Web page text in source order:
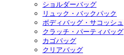
ショルダーバッグ
リュック・バックパック
ボディバッグ・サコッシュ
クラッチ・パーティバッグ
カゴバッグ
クリアバッグ